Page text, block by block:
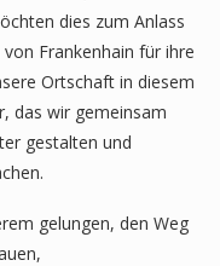
dies zum Anlass
Frankenhain für ihre
Ortschaft in diesem
das wir gemeinsam
gestalten und
gelungen, den Weg